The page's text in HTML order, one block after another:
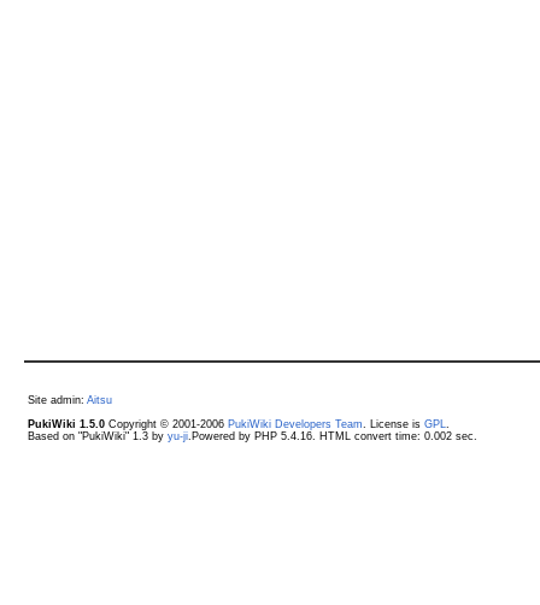
Site admin: Aitsu
PukiWiki 1.5.0Copyright © 2001-2006 PukiWiki Developers Team . License is GPL
Based on "PukiWiki" 1.3 by yu-ji.Powered by PHP 5.4.16. HTML convert time: 0.002 sec.